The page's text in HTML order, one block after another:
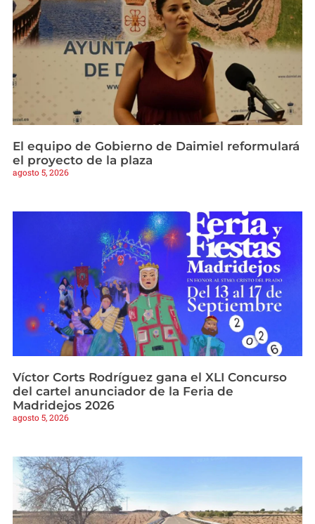
El equipo de Gobierno de Daimiel reformulará
el proyecto de la plaza
agosto 5, 2026
Víctor Corts Rodríguez gana el XLI Concurso
del cartel anunciador de la Feria de
Madridejos 2026
agosto 5, 2026